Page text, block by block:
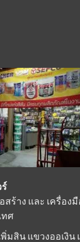
ร้าง และ เครื่อง
ทศ
มสิน แขวงออเงิน